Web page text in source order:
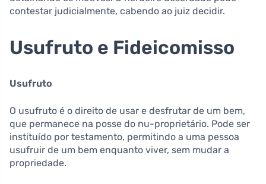
contestar judicialmente, cabendo ao juiz decidir.
Usufruto e Fideicomisso
Usufruto
O usufruto é o direito de usar e desfrutar de um bem,
que permanece na posse do nu-proprietário. Pode ser
instituído por testamento, permitindo a uma pessoa
usufruir de um bem enquanto viver, sem mudar a
propriedade.